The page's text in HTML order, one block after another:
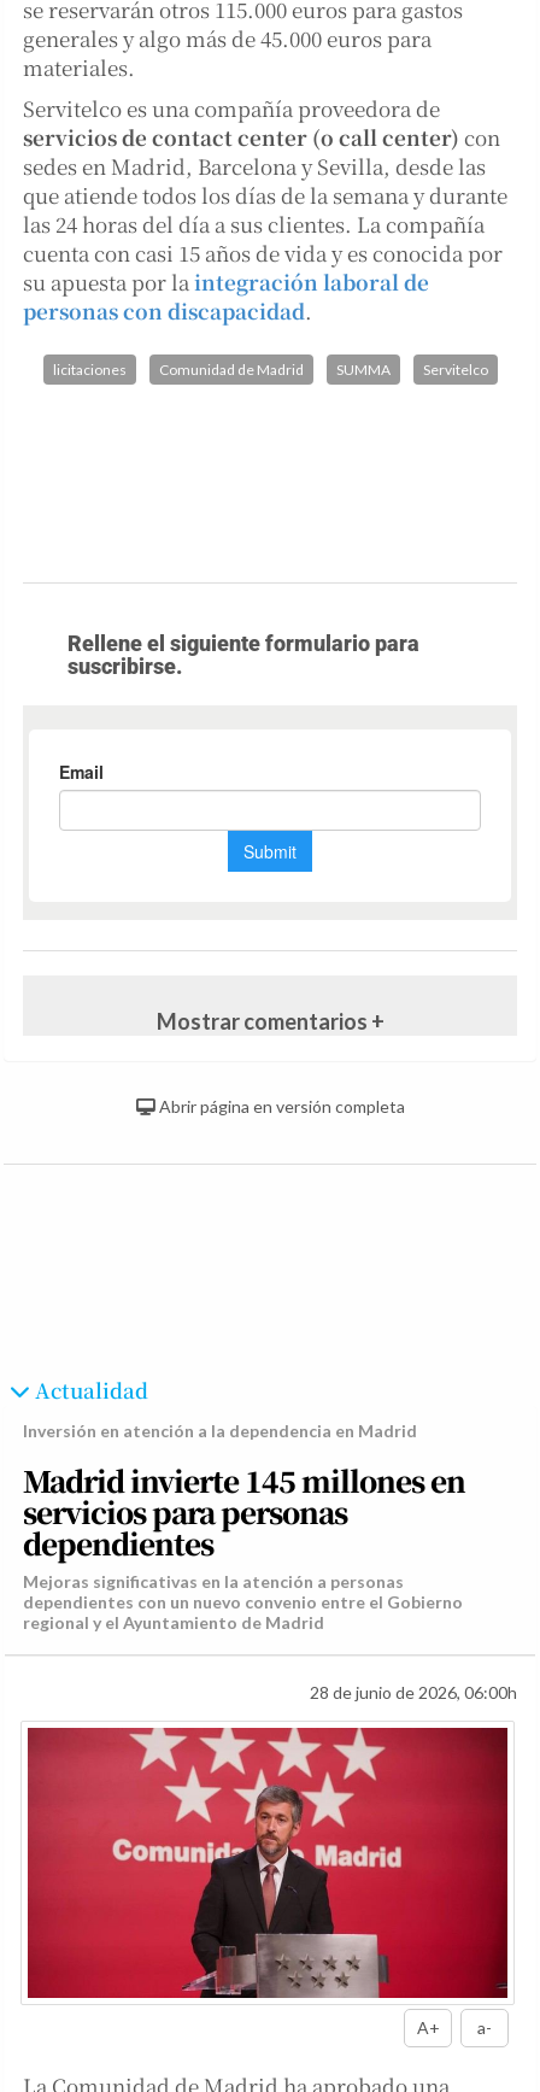
se reservarán otros 115.000 euros para gastos
generales y algo más de 45.000 euros para
materiales.
Servitelco es una compañía proveedora de
servicios de contact center (o call center) con
sedes en Madrid, Barcelona y Sevilla, desde las
que atiende todos los días de la semana y durante
las 24 horas del día a sus clientes. La compañía
cuenta con casi 15 años de vida y es conocida por
su apuesta por laintegración laboral de
personas con discapacidad.
licitaciones Comunidad de Madrid SUMMA Servitelco
Rellene el siguiente formulario para
suscribirse.
Mostrar comentarios +
Abrir página en versión completa
Actualidad
Inversión en atención a la dependencia en Madrid
Madrid invierte 145 millones en
servicios para personas
dependientes
Mejoras significativas en la atención a personas
dependientes con un nuevo convenio entre el Gobierno
regional y el Ayuntamiento de Madrid
28 de junio de 2026, 06:00h
A+ a-
La Comunidad de Madrid ha aprobado una